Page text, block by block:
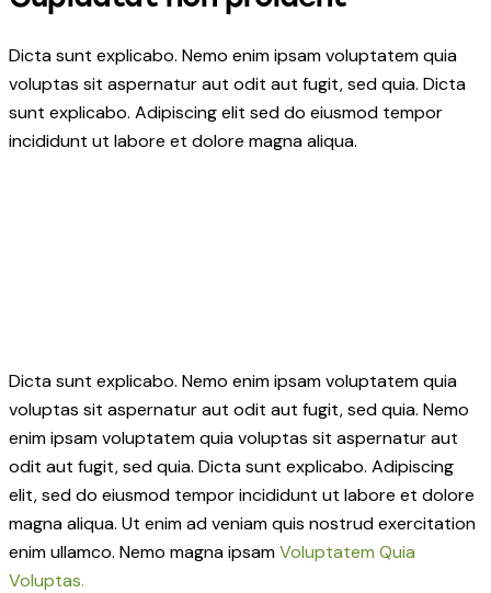
Dicta sunt explicabo. Nemo enim ipsam voluptatem quia
voluptas sit aspernatur aut odit aut fugit, sed quia. Dicta
sunt explicabo. Adipiscing elit sed do eiusmod tempor
incididunt ut labore et dolore magna aliqua.
Dicta sunt explicabo. Nemo enim ipsam voluptatem quia
voluptas sit aspernatur aut odit aut fugit, sed quia. Nemo
enim ipsam voluptatem quia voluptas sit aspernatur aut
odit aut fugit, sed quia. Dicta sunt explicabo. Adipiscing
elit, sed do eiusmod tempor incididunt ut labore et dolore
magna aliqua. Ut enim ad veniam quis nostrud exercitation
enim ullamco. Nemo magna ipsamVoluptatem Quia
Voluptas.